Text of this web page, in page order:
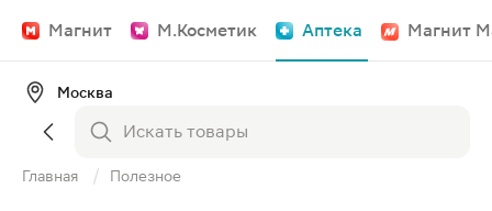
Магнит М.Косметик Аптека Магнит
Москва
Главная Полезное